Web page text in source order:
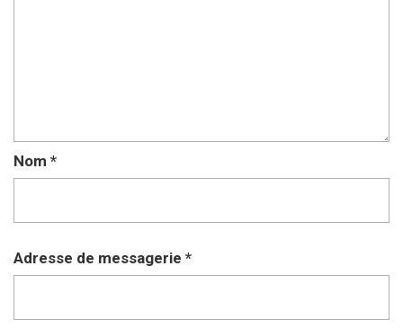
Nom *
Adresse de messagerie *